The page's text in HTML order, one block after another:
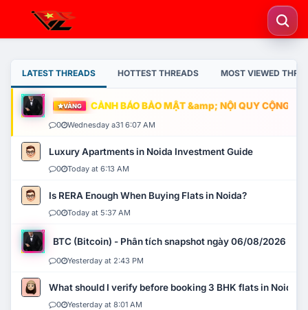
LATEST THREADS HOTTEST THREADS MOST VIEWED
VÀNG CẢNH BÁO BẢO MẬT &amp; NỘI QUY CỘNG
0 Wednesday a31 6:07 AM
Luxury Apartments in Noida Investment Guide
0 Today at 6:13 AM
Is RERA Enough When Buying Flats in Noida?
0 Today at 5:37 AM
BTC (Bitcoin) - Phân tích snapshot ngày 06/08/2026
0 Yesterday at 2:43 PM
What should I verify before booking 3 BHK flats in Noida?
0 Yesterday at 8:01 AM